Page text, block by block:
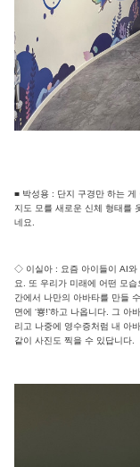
■ 박성용 : 단지 구경만 하는
지도 모를 새로운 신체 형태를
네요.
◇ 이실아 : 요즘 아이들이 AI와
요. 또 우리가 미래에 어떤 모
간에서 나만의 아바타를 만들
면에 ‘뿅!’하고 나옵니다. 그
리고 나중에 영수증처럼 내 아
같이 사진도 찍을 수 있답니다.